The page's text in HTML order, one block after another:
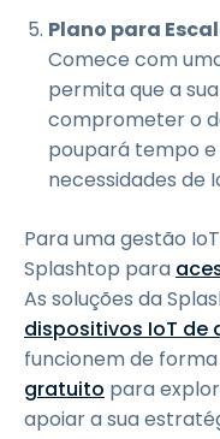
Plano para
Comece com
permita que a
comprometer o
poupará tempo e
necessidades de
Para uma gestão
Splashtop para
As soluções da
dispositivos IoT de
funcionem de forma
gratuito para
apoiar a sua